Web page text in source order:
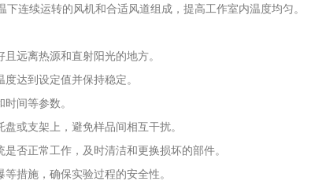
连续运转的风机和合适风道组成，提高工作室内温度均匀。
远离热源和直射阳光的地方。
达到设定值并保持稳定。
间等参数。
或支架上，避免样品间相互干扰。
否正常工作，及时清洁和更换损坏的部件。
措施，确保实验过程的安全性。